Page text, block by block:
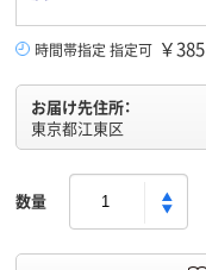
時間帯指定 指定可 ￥385
お届け先住所：
東京都江東区
数量